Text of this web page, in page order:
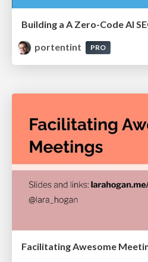
Building a A Zero-Code AI
portentint
PRO
Facilitating Awesome